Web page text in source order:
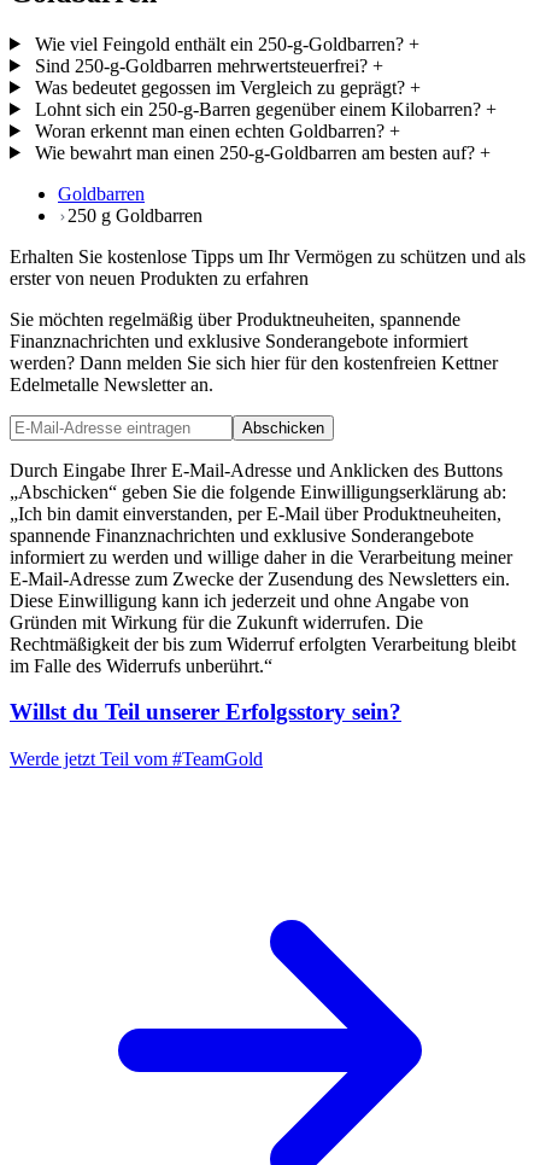
Wie viel Feingold enthält ein 250-g-Goldbarren? +
Sind 250-g-Goldbarren mehrwertsteuerfrei? +
Was bedeutet gegossen im Vergleich zu geprägt? +
Lohnt sich ein 250-g-Barren gegenüber einem Kilobarren? +
Woran erkennt man einen echten Goldbarren? +
Wie bewahrt man einen 250-g-Goldbarren am besten auf? +
Goldbarren
250 g Goldbarren
Erhalten Sie kostenlose Tipps um Ihr Vermögen zu schützen und als
erster von neuen Produkten zu erfahren
Sie möchten regelmäßig über Produktneuheiten, spannende
Finanznachrichten und exklusive Sonderangebote informiert
werden? Dann melden Sie sich hier für den kostenfreien Kettner
Edelmetalle Newsletter an.
Abschicken
Durch Eingabe Ihrer E-Mail-Adresse und Anklicken des Buttons
„Abschicken“ geben Sie die folgende Einwilligungserklärung ab:
„Ich bin damit einverstanden, per E-Mail über Produktneuheiten,
spannende Finanznachrichten und exklusive Sonderangebote
informiert zu werden und willige daher in die Verarbeitung meiner
E-Mail-Adresse zum Zwecke der Zusendung des Newsletters ein.
Diese Einwilligung kann ich jederzeit und ohne Angabe von
Gründen mit Wirkung für die Zukunft widerrufen. Die
Rechtmäßigkeit der bis zum Widerruf erfolgten Verarbeitung bleibt
im Falle des Widerrufs unberührt.“
Willst du Teil unserer Erfolgsstory sein?
Werde jetzt Teil vom #TeamGold